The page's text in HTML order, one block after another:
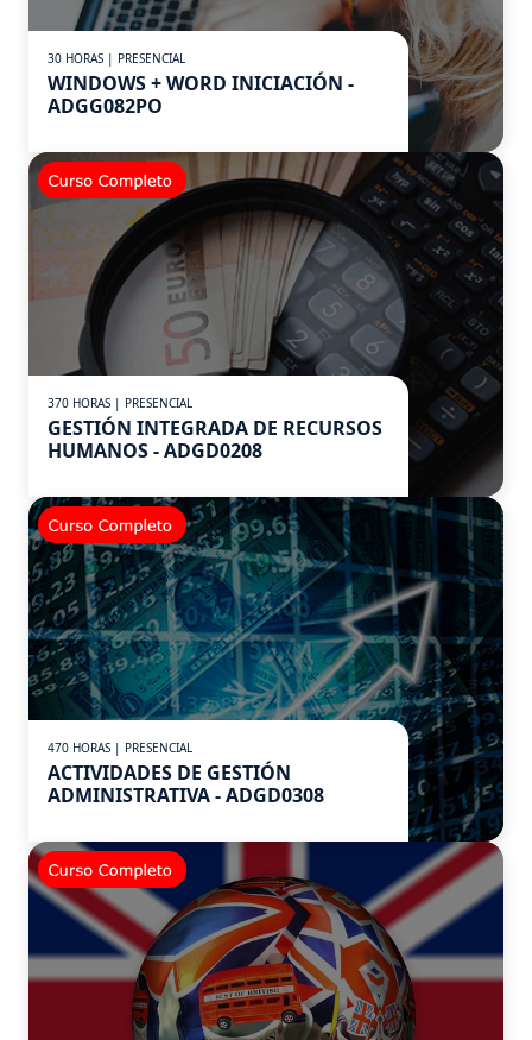
30 HORAS | PRESENCIAL
WINDOWS + WORD INICIACIÓN -
ADGG082PO
370 HORAS | PRESENCIAL
GESTIÓN INTEGRADA DE RECURSOS
HUMANOS - ADGD0208
470 HORAS | PRESENCIAL
ACTIVIDADES DE GESTIÓN
ADMINISTRATIVA - ADGD0308